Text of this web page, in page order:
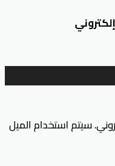
سيتم استخدام الميل